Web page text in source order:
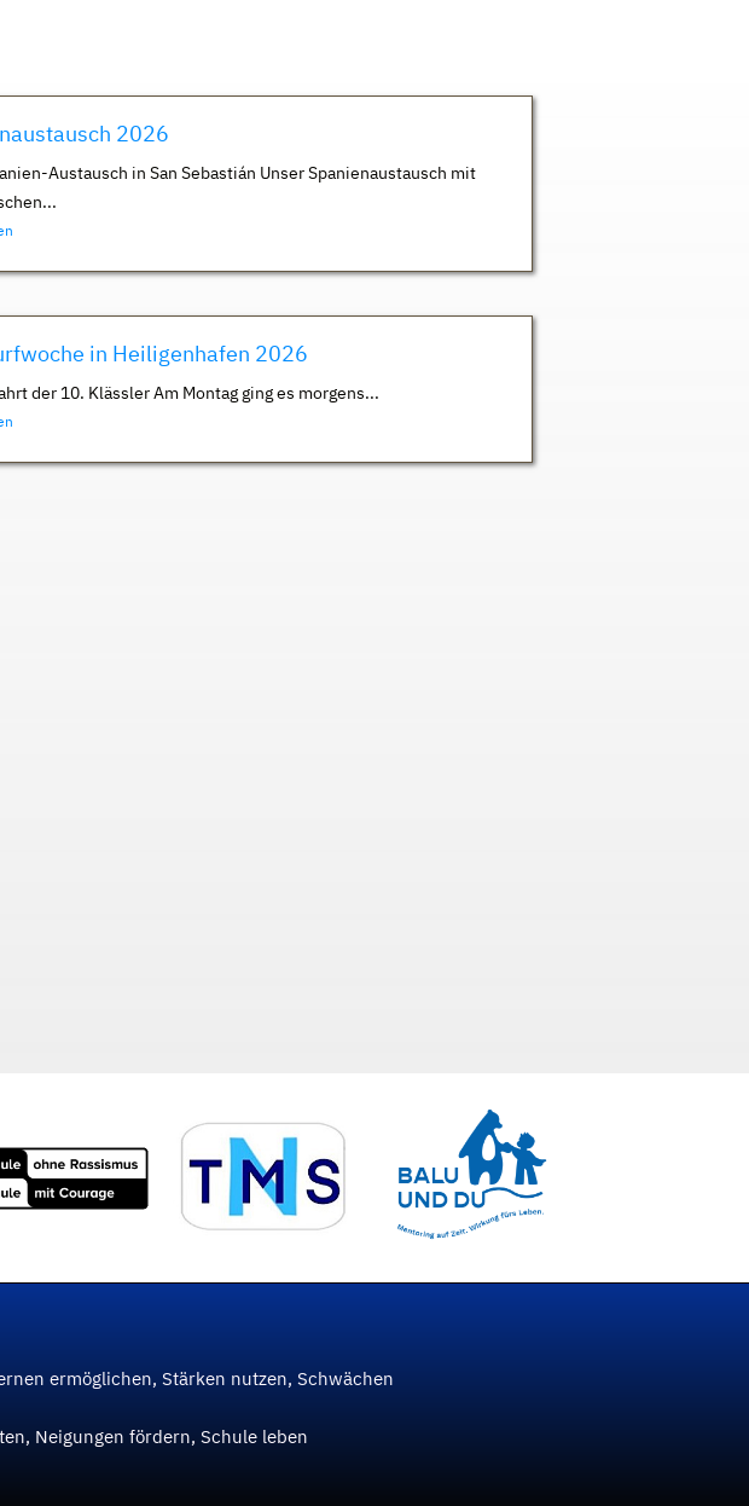
2026
Austausch in San Sebastián Unser Spanienaustausch mit
in Heiligenhafen 2026
der 10. Klässler Am Montag ging es morgens...
ermöglichen, Stärken nutzen, Schwächen
Neigungen fördern, Schule leben